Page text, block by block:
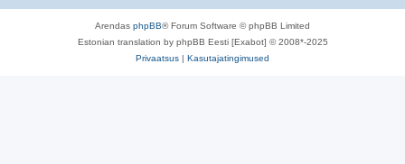
Arendas phpBB® Forum Software © phpBB Limited
Estonian translation by phpBB Eesti [Exabot] © 2008*-2025
Privaatsus | Kasutajatingimused